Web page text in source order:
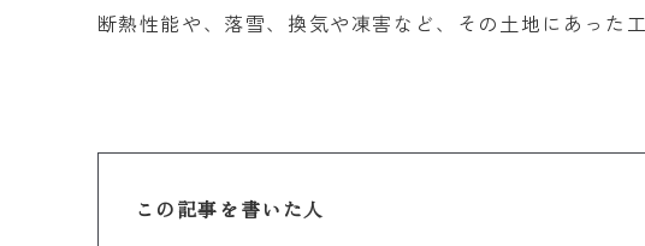
断熱性能や、落雪、換気や凍害など、その土地にあった
この記事を書いた人